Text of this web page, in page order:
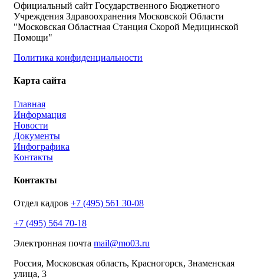
Официальный сайт Государственного Бюджетного
Учреждения Здравоохранения Московской Области
"Московская Областная Станция Скорой Медицинской
Помощи"
Политика конфиденциальности
Карта сайта
Главная
Информация
Новости
Документы
Инфографика
Контакты
Контакты
Отдел кадров +7 (495) 561 30-08
+7 (495) 564 70-18
Электронная почта mail@mo03.ru
Россия, Московская область, Красногорск, Знаменская
улица, 3